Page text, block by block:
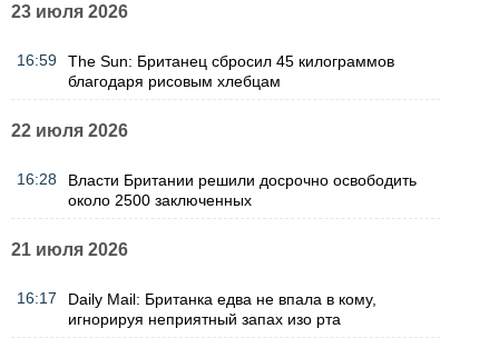
23 июля 2026
16:59
The Sun: Британец сбросил 45 килограммов
благодаря рисовым хлебцам
22 июля 2026
16:28
Власти Британии решили досрочно освободить
около 2500 заключенных
21 июля 2026
16:17
Daily Mail: Британка едва не впала в кому,
игнорируя неприятный запах изо рта